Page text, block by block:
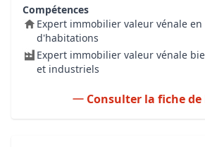
Compétences
Expert immobilier valeur vénale en
d'habitations
Expert immobilier valeur vénale
et industriels
Consulter la fiche